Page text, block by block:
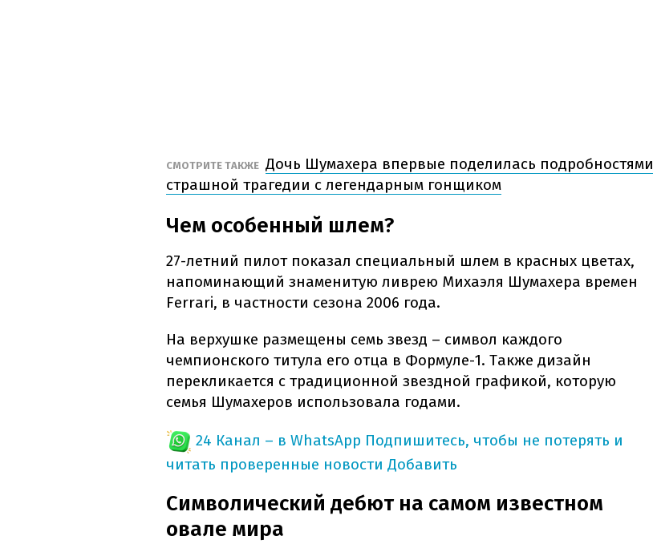
СМОТРИТЕ ТАКЖЕ Дочь Шумахера впервые поделилась подробностями
страшной трагедии с легендарным гонщиком
Чем особенный шлем?
27-летний пилот показал специальный шлем в красных цветах,
напоминающий знаменитую ливрею Михаэля Шумахера времен
Ferrari, в частности сезона 2006 года.
На верхушке размещены семь звезд – символ каждого
чемпионского титула его отца в Формуле-1. Также дизайн
перекликается с традиционной звездной графикой, которую
семья Шумахеров использовала годами.
24 Канал – в WhatsApp Подпишитесь, чтобы не потерять и
читать проверенные новости Добавить
Символический дебют на самом известном
овале мира